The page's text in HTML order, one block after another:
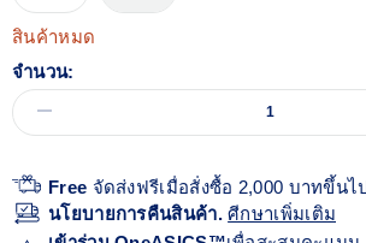
สินค้าหมด
จำนวน:
Free จัดส่งฟรีเมื่อสั่งซื้อ 2,000 บาทขึ้นไ
นโยบายการคืนสินค้า.ศีกษาเพิ่มเติม